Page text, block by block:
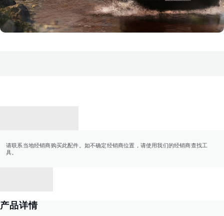
请联系当地经销商购买此配件。如不确定经销商位置，请使用我们的经销商查找工
具。
产品详情